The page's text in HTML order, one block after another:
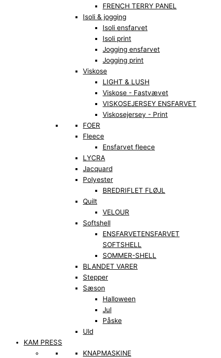
FRENCH TERRY PANEL
Isoli & jogging
Isoli ensfarvet
Isoli print
Jogging ensfarvet
Jogging print
Viskose
LIGHT & LUSH
Viskose - Fastvævet
VISKOSEJERSEY ENSFARVET
Viskosejersey - Print
FOER
Fleece
Ensfarvet fleece
LYCRA
Jacquard
Polyester
BREDRIFLET FLØJL
Quilt
VELOUR
Softshell
ENSFARVETENSFARVET
SOFTSHELL
SOMMER-SHELL
BLANDET VARER
Stepper
Sæson
Halloween
Jul
Påske
Uld
KAM PRESS
KNAPMASKINE